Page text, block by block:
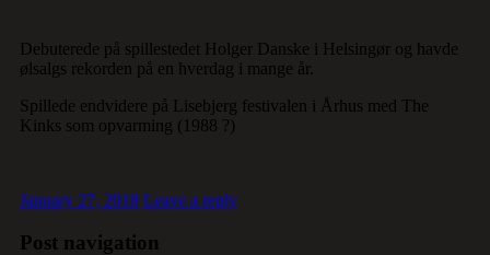
Debuterede på spillestedet Holger Danske i Helsingør og havde
ølsalgs rekorden på en hverdag i mange år.
Spillede endvidere på Lisebjerg festivalen i Århus med The
Kinks som opvarming (1988 ?)
January 27, 2018 Leave a reply
Post navigation